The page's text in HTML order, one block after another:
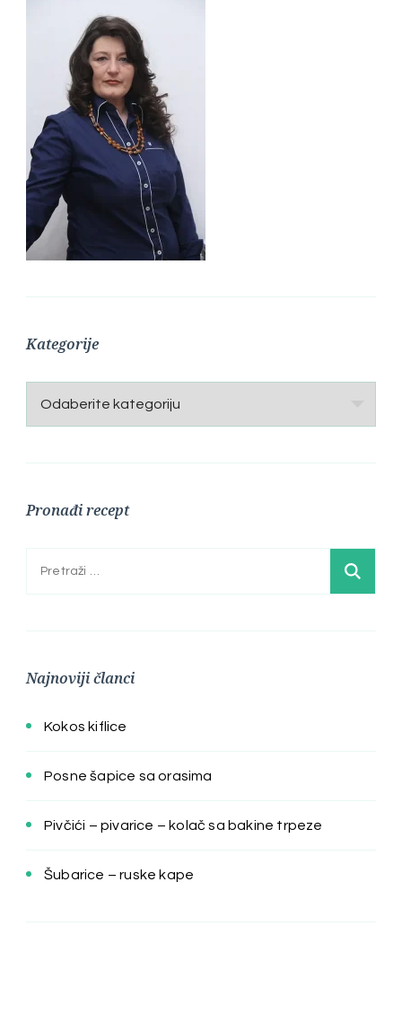
Kategorije
Kategorije
Pronađi recept
Pretraga:
Najnoviji članci
Kokos kiflice
Posne šapice sa orasima
Pivčići – pivarice – kolač sa bakine trpeze
Šubarice – ruske kape